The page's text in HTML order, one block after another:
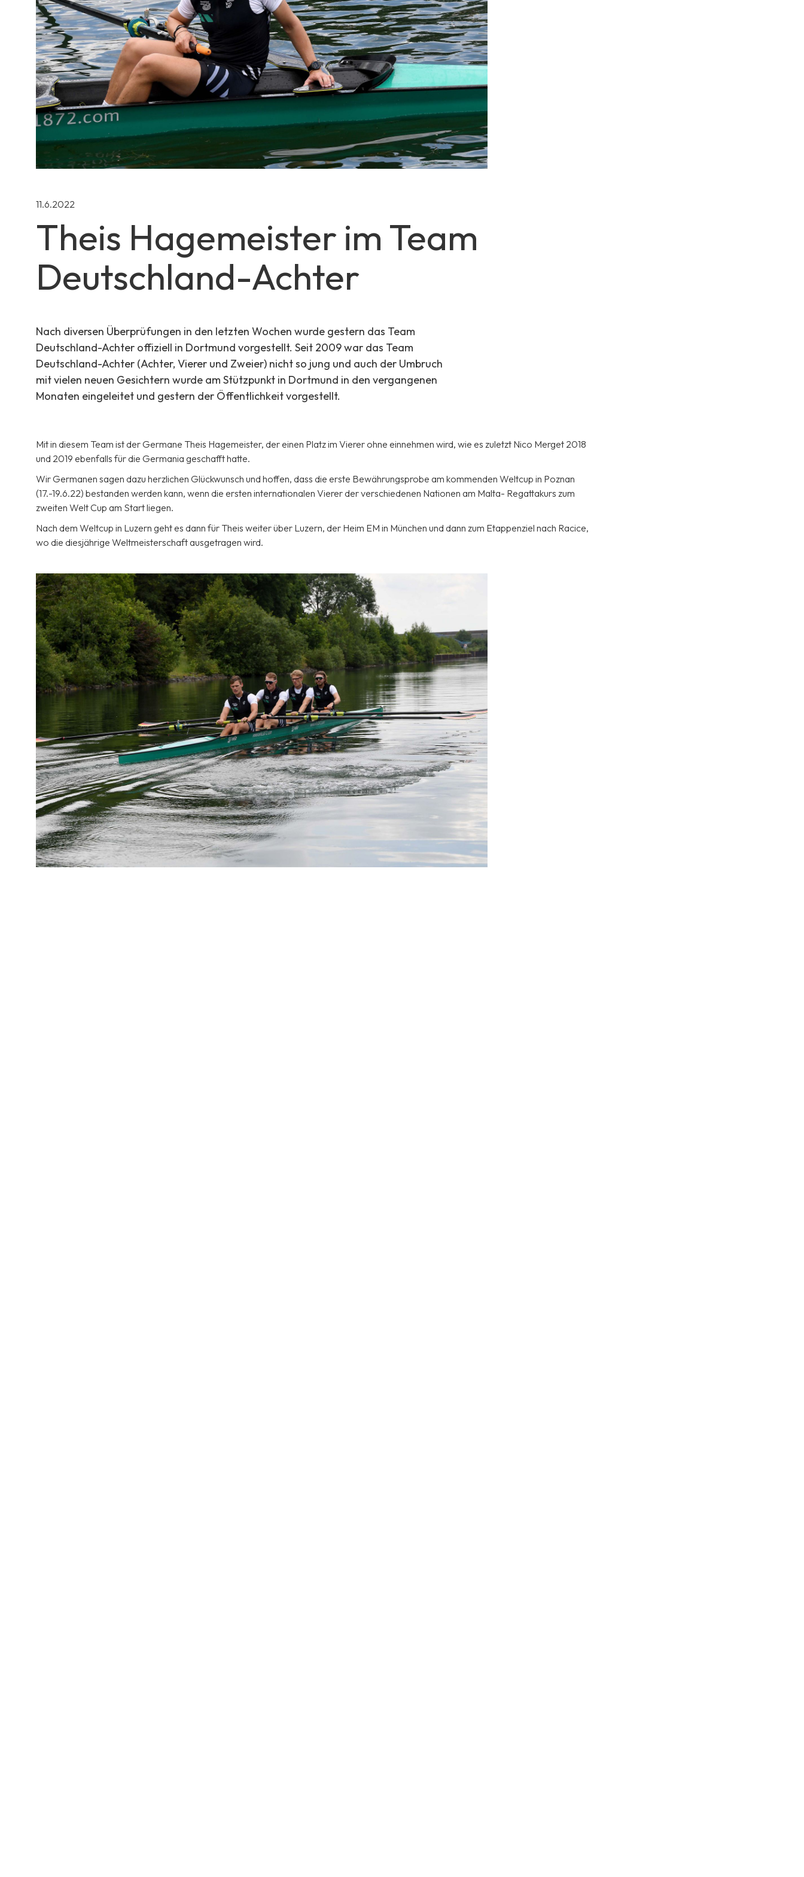
11.6.2022
Theis Hagemeister im Team
Deutschland-Achter
Nach diversen Überprüfungen in den letzten Wochen wurde gestern das Team
Deutschland-Achter offiziell in Dortmund vorgestellt. Seit 2009 war das Team
Deutschland-Achter (Achter, Vierer und Zweier) nicht so jung und auch der Umbruch
mit vielen neuen Gesichtern wurde am Stützpunkt in Dortmund in den vergangenen
Monaten eingeleitet und gestern der Öffentlichkeit vorgestellt.
Mit in diesem Team ist der Germane Theis Hagemeister, der einen Platz im Vierer ohne einnehmen wird, wie es zuletzt Nico Merget 2018
und 2019 ebenfalls für die Germania geschafft hatte.
Wir Germanen sagen dazu herzlichen Glückwunsch und hoffen, dass die erste Bewährungsprobe am kommenden Weltcup in Poznan
(17.-19.6.22) bestanden werden kann, wenn die ersten internationalen Vierer der verschiedenen Nationen am Malta- Regattakurs zum
zweiten Welt Cup am Start liegen.
Nach dem Weltcup in Luzern geht es dann für Theis weiter über Luzern, der Heim EM in München und dann zum Etappenziel nach Racice,
wo die diesjährige Weltmeisterschaft ausgetragen wird.